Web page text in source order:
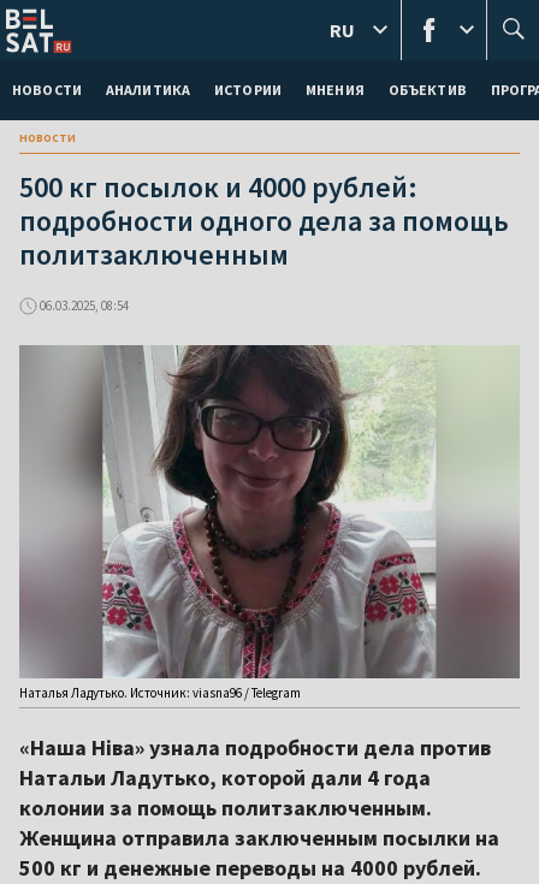
НОВОСТИ АНАЛИТИКА ИСТОРИИ МНЕНИЯ ОБЪЕКТИВ
RU
новости
500 кг посылок и 4000 рублей:
подробности одного дела за помощь
политзаключенным
06.03.2025, 08:54
Наталья Ладутько. Источник: viasna96 / Telegram
«Наша Ніва» узнала подробности дела против
Натальи Ладутько, которой дали 4 года
колонии за помощь политзаключенным.
Женщина отправила заключенным посылки на
500 кг и денежные переводы на 4000 рублей.